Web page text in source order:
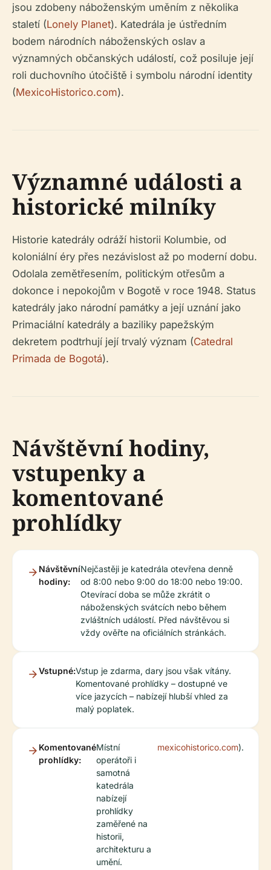
jsou zdobeny náboženským uměním z několika
staletí (Lonely Planet). Katedrála je ústředním
bodem národních náboženských oslav a
významných občanských událostí, což posiluje její
roli duchovního útočiště i symbolu národní identity
(MexicoHistorico.com).
Významné události a
historické milníky
Historie katedrály odráží historii Kolumbie, od
koloniální éry přes nezávislost až po moderní dobu.
Odolala zemětřesením, politickým otřesům a
dokonce i nepokojům v Bogotě v roce 1948. Status
katedrály jako národní památky a její uznání jako
Primaciální katedrály a baziliky papežským
dekretem podtrhují její trvalý význam (Catedral
Primada de Bogotá).
Návštěvní hodiny,
vstupenky a
komentované
prohlídky
Návštěvní
hodiny:
Nejčastěji je katedrála otevřena denně
od 8:00 nebo 9:00 do 18:00 nebo 19:00.
Otevírací doba se může zkrátit o
náboženských svátcích nebo během
zvláštních událostí. Před návštěvou si
vždy ověřte na oficiálních stránkách.
Vstupné:Vstup je zdarma, dary jsou však vítány.
Komentované prohlídky – dostupné ve
více jazycích – nabízejí hlubší vhled za
malý poplatek.
Komentované
prohlídky:
Místní
operátoři i
samotná
katedrála
nabízejí
prohlídky
zaměřené na
historii,
architekturu a
umění.
mexicohistorico.com).